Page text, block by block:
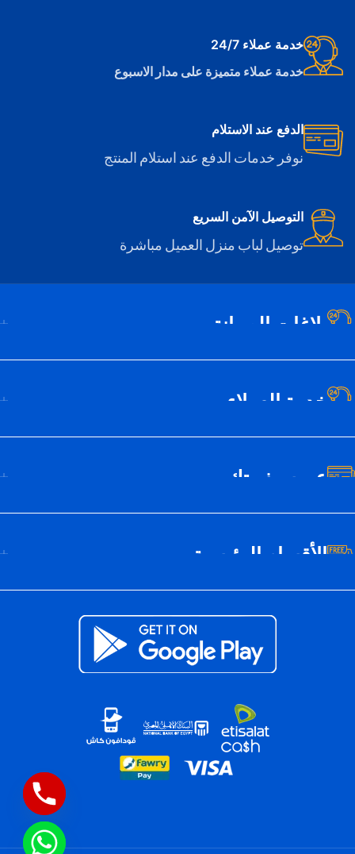
خدمة عملاء 24/7
خدمة عملاء متميزة على مدار الاسبوع
الدفع عند الاستلام
نوفر خدمات الدفع عند استلام المنتج
التوصيل الآمن السريع
توصيل لباب منزل العميل مباشرة
بلاغات الصيانة
خدمة العملاء
عن سيف تك
الأقسام الرئيسية